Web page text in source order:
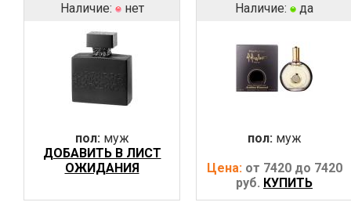
Наличие: нет
пол:муж
ДОБАВИТЬ В ЛИСТ
ОЖИДАНИЯ
Наличие: да
пол:муж
Цена: от 7420 до 7420
руб. КУПИТЬ